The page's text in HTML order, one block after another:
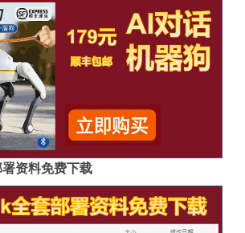
资料免费下载